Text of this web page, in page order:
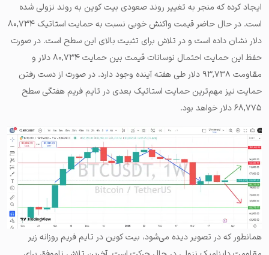
ایجاد کرده که منجر به تغییر روند صعودی بیت کوین به روند نزولی شده
است. در حال حاضر قیمت واکنش خوبی نسبت به حمایت استاتیک ۸۰,۷۳۴
دلار نشان داده است و در تلاش برای تثبیت بالای این سطح است. در صورت
حفظ این حمایت احتمال نوسانات قیمت بین حمایت ۸۰,۷۳۴ دلار و
مقاومت ۹۳,۷۳۸ دلار طی هفته آینده وجود دارد. در صورت از دست رفتن
حمایت نیز مهم‌ترین حمایت استاتیک بعدی در تایم فریم هفتگی سطح
۶۸,۷۷۵ دلار خواهد بود.
همانطور که در تصویر دیده می‌شود، بیت کوین در تایم فریم روزانه زیر